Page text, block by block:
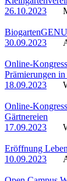
26.10.2023
30.09.2023
Online-
Prämierungen
18.09.2023
Online-
Gärtnereien
17.09.2023
Eröffnung
10.09.2023